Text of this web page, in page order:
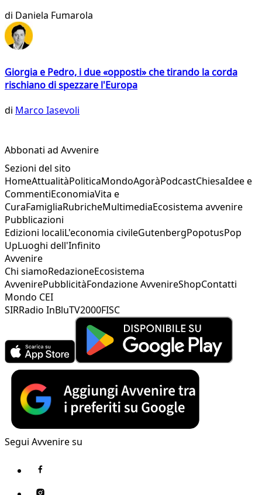
di Daniela Fumarola
Giorgia e Pedro, i due «opposti» che tirando la corda
rischiano di spezzare l'Europa
di Marco Iasevoli
Abbonati ad Avvenire
Sezioni del sito
HomeAttualitàPoliticaMondoAgoràPodcastChiesaIdee e
CommentiEconomiaVita e
CuraFamigliaRubricheMultimediaEcosistema avvenire
Pubblicazioni
Edizioni localiL'economia civileGutenbergPopotusPop
UpLuoghi dell'Infinito
Avvenire
Chi siamoRedazioneEcosistema
AvvenirePubblicitàFondazione AvvenireShopContatti
Mondo CEI
SIRRadio InBluTV2000FISC
Segui Avvenire su